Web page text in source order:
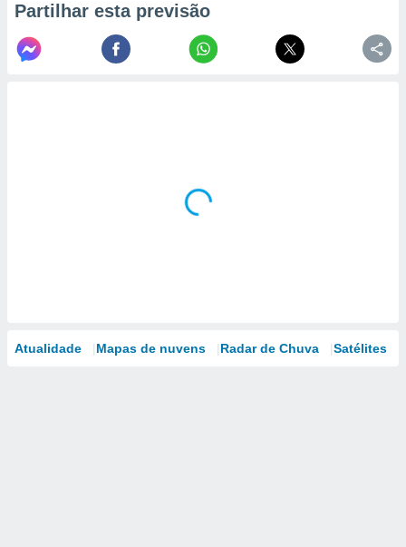
Partilhar esta previsão
Atualidade Mapas de nuvens Radar de Chuva Satélites